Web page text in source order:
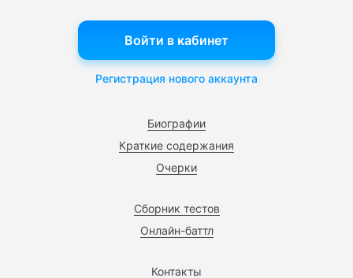
Биографии
Краткие содержания
Очерки
Сборник тестов
Онлайн-баттл
Контакты
Войти в кабинет
Регистрация нового аккаунта